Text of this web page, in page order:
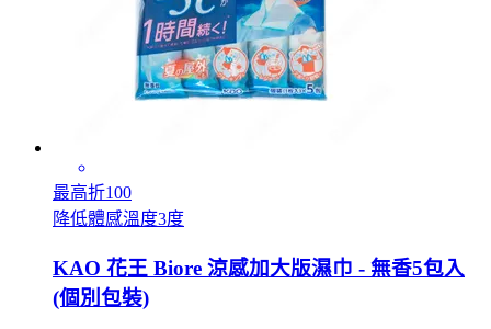
最高折100
降低體感溫度3度
KAO 花王 Biore 涼感加大版濕巾 - 無香5包入
(個別包裝)